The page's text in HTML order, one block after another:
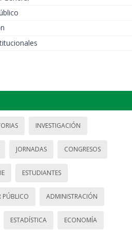
INVESTIGACIÓN
JORNADAS CONGRESOS
ESTUDIANTES
PÚBLICO ADMINISTRACIÓN
ESTADÍSTICA ECONOMÍA